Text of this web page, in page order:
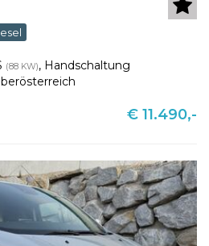
(88 KW), Handschaltung
€ 11.490,-